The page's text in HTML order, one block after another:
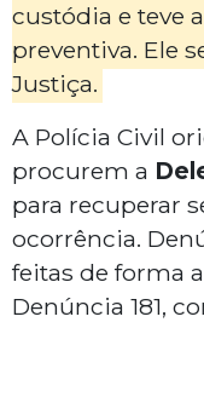
custódia e teve
preventiva. Ele
Justiça.
A Polícia Civil
procurem a
para recuperar
ocorrência.
feitas de forma
Denúncia 181,